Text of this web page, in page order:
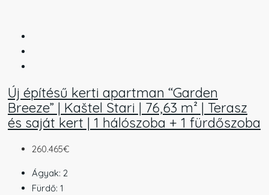
Új építésű kerti apartman “Garden
Breeze” | Kaštel Stari | 76,63 m² | Terasz
és saját kert | 1 hálószoba + 1 fürdőszoba
260.465€
Ágyak: 2
Fürdő: 1